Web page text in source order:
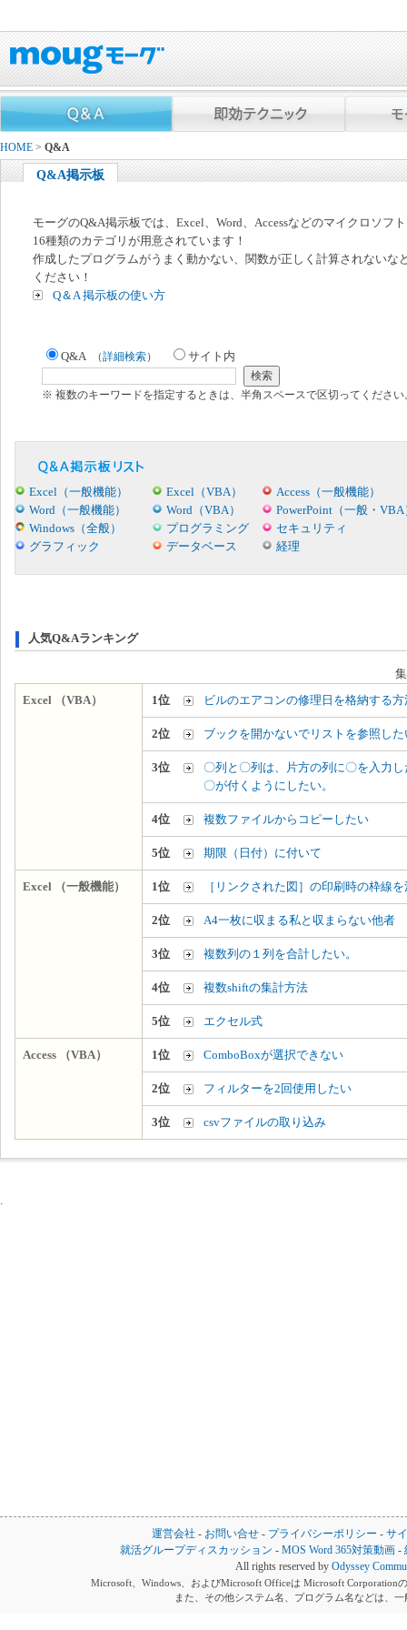
HOME > Q&A
Q&A掲示板
モーグのQ&A掲示板では、Excel、Word、Accessなどのマイクロソフ
16種類のカテゴリが用意されています！
作成したプログラムがうまく動かない、関数が正しく計算されないな
ください！
Q＆A 掲示板の使い方
Q&A （詳細検索） サイト内
※ 複数のキーワードを指定するときは、半角スペースで区切ってください
Excel（一般機能） Excel（VBA）
Access（一般機能）
Word（一般機能）
Word（VBA）
PowerPoint（一般・VBA
Windows（全般）
プログラミング
セキュリティ
グラフィック
データベース 経理
人気Q&Aランキング
Excel （VBA）
1位 ビルのエアコンの修理日を格納する方
2位 ブックを開かないでリストを参照した
3位
〇列と〇列は、片方の列に〇を入力
〇が付くようにしたい。
4位 複数ファイルからコピーしたい
5位 期限（日付）に付いて
Excel （一般機能） 1位 ［リンクされた図］の印刷時の枠線
2位 A4一枚に収まる私と収まらない他者
3位 複数列の１列を合計したい。
4位 複数shiftの集計方法
5位 エクセル式
Access （VBA） 1位 ComboBoxが選択できない
2位 フィルターを2回使用したい
3位 csvファイルの取り込み
運営会社 - お問い合せ - プライバシーポリシー - サ
就活グループディスカッション -MOS Word 365対策動画 -
All rights reserved by Odyssey
Microsoft、Windows、およびMicrosoft Officeは Microsoft Corporation
また、その他システム名、プログラム名などは、